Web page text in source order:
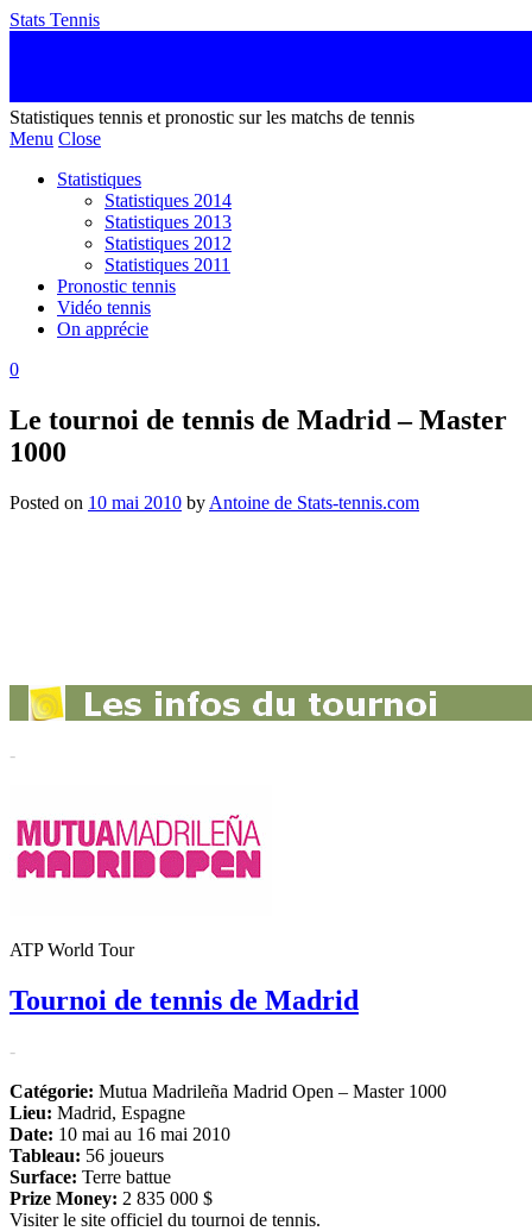
Stats Tennis
Statistiques tennis et pronostic sur les matchs de tennis
Menu Close
Statistiques
Statistiques 2014
Statistiques 2013
Statistiques 2012
Statistiques 2011
Pronostic tennis
Vidéo tennis
On apprécie
0
Le tournoi de tennis de Madrid – Master
1000
Posted on 10 mai 2010 by Antoine de Stats-tennis.com
-
ATP World Tour
Tournoi de tennis de Madrid
-
Catégorie: Mutua Madrileña Madrid Open – Master 1000
Lieu: Madrid, Espagne
Date: 10 mai au 16 mai 2010
Tableau: 56 joueurs
Surface: Terre battue
Prize Money: 2 835 000 $
Visiter le site officiel du tournoi de tennis.